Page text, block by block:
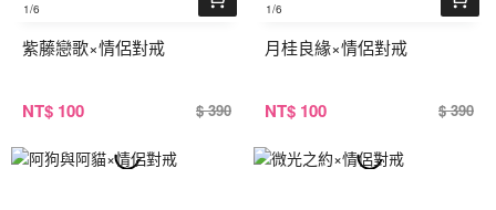
1/6
紫藤戀歌×情侶對戒
NT$ 100 $ 390
1/6
月桂良緣×情侶對戒
NT$ 100 $ 390